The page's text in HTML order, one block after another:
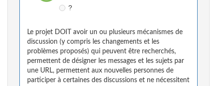
?
Le projet DOIT avoir un ou plusieurs mécanismes de
discussion (y compris les changements et les
problèmes proposés) qui peuvent être recherchés,
permettent de désigner les messages et les sujets par
une URL, permettent aux nouvelles personnes de
participer à certaines des discussions et ne nécessitent